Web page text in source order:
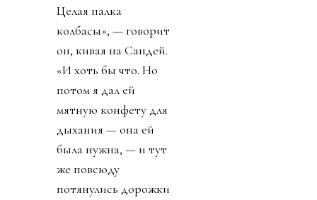
Целая палка
колбасы», — говорит
он, кивая на Сандей.
«И хоть бы что. Но
потом я дал ей
мятную конфету для
дыхания — она ей
была нужна, — и тут
же повсюду
потянулись дорожки